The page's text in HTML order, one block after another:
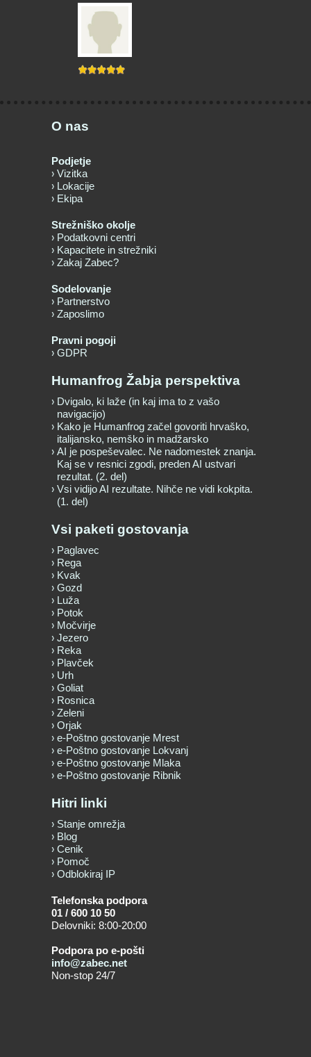
O nas
Podjetje
Vizitka
Lokacije
Ekipa
Strežniško okolje
Podatkovni centri
Kapacitete in strežniki
Zakaj Zabec?
Sodelovanje
Partnerstvo
Zaposlimo
Pravni pogoji
GDPR
Humanfrog Žabja perspektiva
Dvigalo, ki laže (in kaj ima to z vašo
navigacijo)
Kako je Humanfrog začel govoriti hrvaško,
italijansko, nemško in madžarsko
AI je pospeševalec. Ne nadomestek znanja.
Kaj se v resnici zgodi, preden AI ustvari
rezultat. (2. del)
Vsi vidijo AI rezultate. Nihče ne vidi kokpita.
(1. del)
Vsi paketi gostovanja
Paglavec
Rega
Kvak
Gozd
Luža
Potok
Močvirje
Jezero
Reka
Plavček
Urh
Goliat
Rosnica
Zeleni
Orjak
e-Poštno gostovanje Mrest
e-Poštno gostovanje Lokvanj
e-Poštno gostovanje Mlaka
e-Poštno gostovanje Ribnik
Hitri linki
Stanje omrežja
Blog
Cenik
Pomoč
Odblokiraj IP
Telefonska podpora
01 / 600 10 50
Delovniki: 8:00-20:00
Podpora po e-pošti
info@zabec.net
Non-stop 24/7